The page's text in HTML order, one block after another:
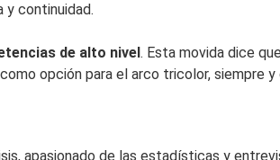
y continuidad.
de alto nivel . Esta movida dice que
opción para el arco tricolor,
apasionado de las estadísticas y